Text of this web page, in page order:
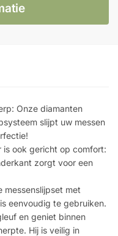
Onze diamanten
slijpt uw messen
is ook gericht op comfort:
zorgt voor een
messenslijpset met
eenvoudig te gebruiken.
en geniet binnen
Hij is veilig in